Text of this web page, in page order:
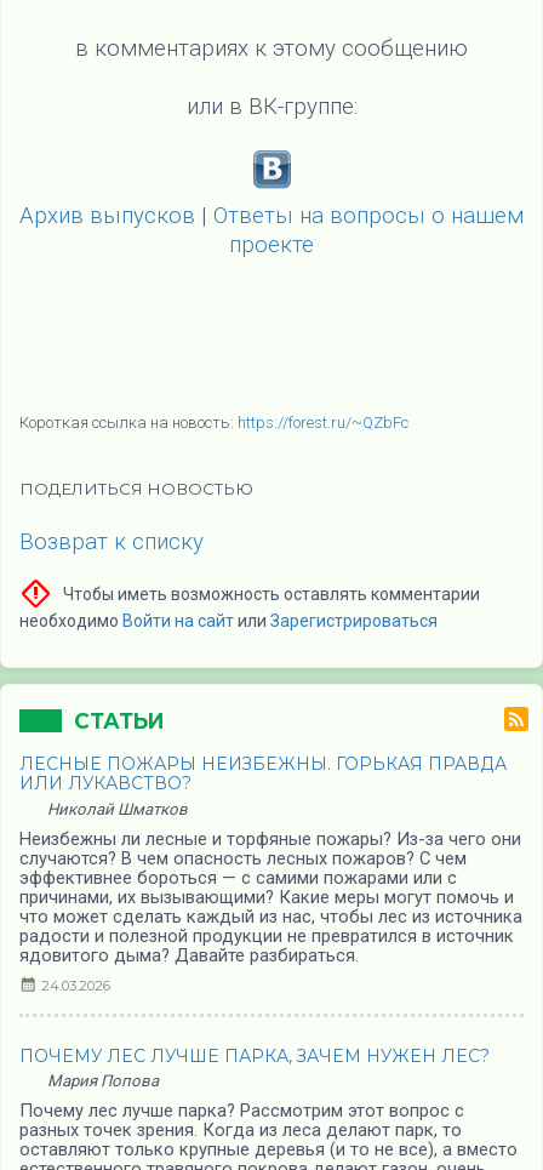
в комментариях к этому сообщению
или в ВК-группе:
Архив выпусков | Ответы на вопросы о нашем
проекте
Короткая ссылка на новость: https://forest.ru/~QZbFc
ПОДЕЛИТЬСЯ НОВОСТЬЮ
Возврат к списку
Чтобы иметь возможность оставлять комментарии
необходимо Войти на сайтили Зарегистрироваться
СТАТЬИ
ЛЕСНЫЕ ПОЖАРЫ НЕИЗБЕЖНЫ. ГОРЬКАЯ ПРАВДА
ИЛИ ЛУКАВСТВО?
Николай Шматков
Неизбежны ли лесные и торфяные пожары? Из-за чего они
случаются? В чем опасность лесных пожаров? С чем
эффективнее бороться — с самими пожарами или с
причинами, их вызывающими? Какие меры могут помочь и
что может сделать каждый из нас, чтобы лес из источника
радости и полезной продукции не превратился в источник
ядовитого дыма? Давайте разбираться.
24.03.2026
ПОЧЕМУ ЛЕС ЛУЧШЕ ПАРКА, ЗАЧЕМ НУЖЕН ЛЕС?
Мария Попова
Почему лес лучше парка? Рассмотрим этот вопрос с
разных точек зрения. Когда из леса делают парк, то
оставляют только крупные деревья (и то не все), а вместо